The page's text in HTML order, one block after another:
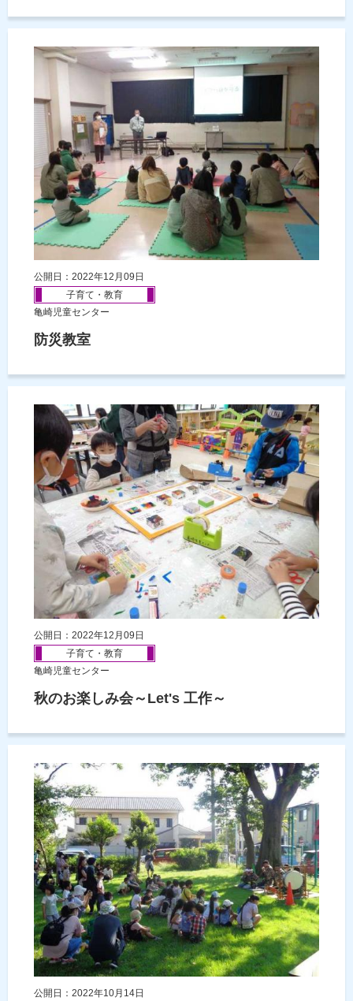
公開日：2022年12月09日
子育て・教育
亀崎児童センター
防災教室
公開日：2022年12月09日
子育て・教育
亀崎児童センター
秋のお楽しみ会～Let's 工作～
公開日：2022年10月14日